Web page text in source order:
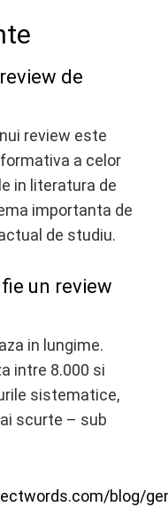
de
review este
a celor
in literatura de
importanta de
de studiu.
un review
in lungime.
intre 8.000 si
sistematice,
scurte – sub
blog/